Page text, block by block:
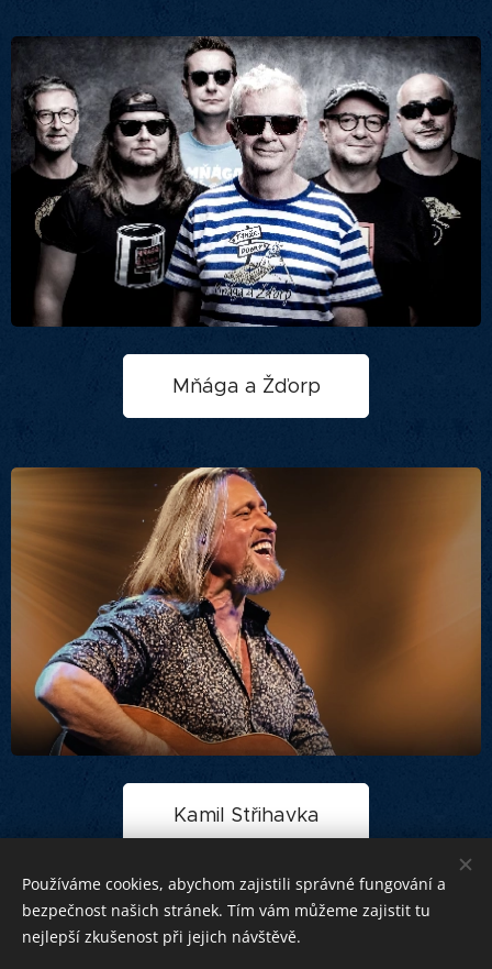
Mňága a Žďorp
Kamil Střihavka
Petr BARÁNEK - SILESIA CONCERTS - Produkce exkluzivních
eventů
Používáme cookies, abychom zajistili správné fungování a
bezpečnost našich stránek. Tím vám můžeme zajistit tu
nejlepší zkušenost při jejich návštěvě.